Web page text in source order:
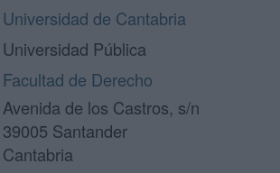
Universidad de Cantabria
Universidad Pública
Facultad de Derecho
Avenida de los Castros, s/n
39005 Santander
Cantabria